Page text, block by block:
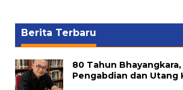
Berita Terbaru
80 Tahun
Pengabdian dan Utang